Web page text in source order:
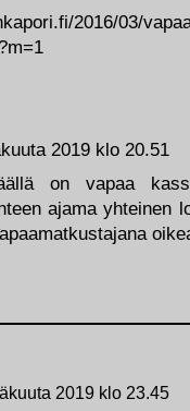
2019 klo 20.51
on vapaa
ajama yhteinen
2019 klo 23.45
2016/03/